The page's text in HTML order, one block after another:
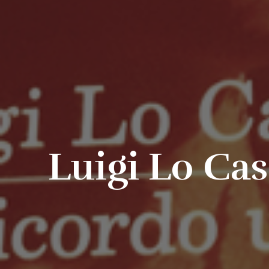
Luigi Lo